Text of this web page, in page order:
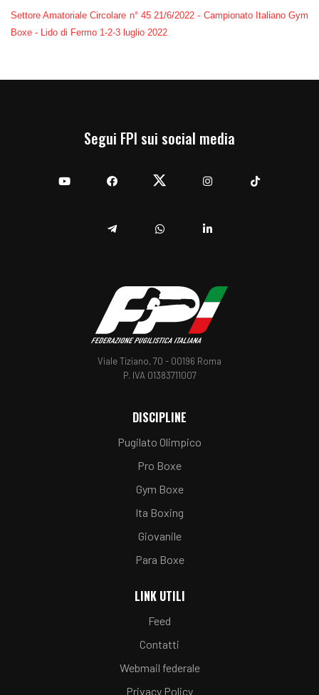
Settore Amatoriale Circolare n° 45 21/6/2022 - Campionato Italiano Gym
Boxe - Lido di Fermo 1-2-3 luglio 2022
Segui FPI sui social media
Viale Tiziano, 70 - 00196 Roma
P. IVA 01383711007
DISCIPLINE
Pugilato Olimpico
Pro Boxe
Gym Boxe
Ita Boxing
Giovanile
Para Boxe
LINK UTILI
Feed
Contatti
Webmail federale
Privacy Policy